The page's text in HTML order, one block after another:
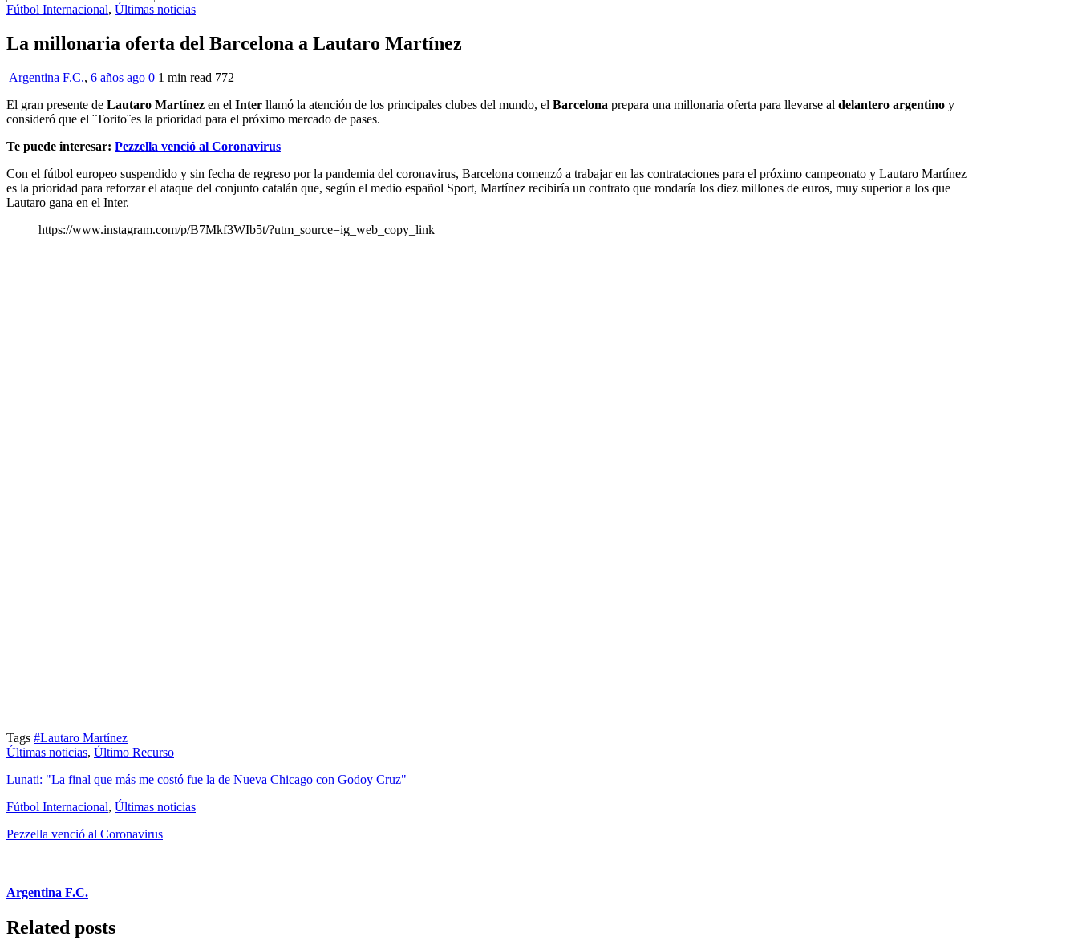
Fútbol Internacional, Últimas noticias
La millonaria oferta del Barcelona a Lautaro Martínez
Argentina F.C., 6 años ago 0 1 min read 772
El gran presente de Lautaro Martínez en el Inter llamó la atención de los principales clubes del mundo, el Barcelona prepara una millonaria oferta para llevarse al delantero argentino y
consideró que el ¨Torito¨es la prioridad para el próximo mercado de pases.
Te puede interesar: Pezzella venció al Coronavirus
Con el fútbol europeo suspendido y sin fecha de regreso por la pandemia del coronavirus, Barcelona comenzó a trabajar en las contrataciones para el próximo campeonato y Lautaro Martínez
es la prioridad para reforzar el ataque del conjunto catalán que, según el medio español Sport, Martínez recibiría un contrato que rondaría los diez millones de euros, muy superior a los que
Lautaro gana en el Inter.
https://www.instagram.com/p/B7Mkf3WIb5t/?utm_source=ig_web_copy_link
Tags #Lautaro Martínez
Últimas noticias, Último Recurso
Lunati: "La final que más me costó fue la de Nueva Chicago con Godoy Cruz"
Fútbol Internacional, Últimas noticias
Pezzella venció al Coronavirus
Argentina F.C.
Related posts